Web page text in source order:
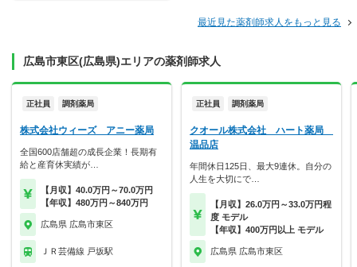
最近見た薬剤師求人をもっと見る
広島市東区(広島県)エリアの薬剤師求人
正社員 調剤薬局
株式会社ウィーズ アニー薬局
全国600店舗超の成長企業！長期有
給と産育休実績が…
【月収】40.0万円～70.0万円
【年収】480万円～840万円
広島県 広島市東区
ＪＲ芸備線 戸坂駅
正社員 調剤薬局
クオール株式会社 ハート薬局
温品店
年間休日125日、最大9連休。自分の
人生を大切にで…
【月収】26.0万円～33.0万円程
度 モデル
【年収】400万円以上 モデル
広島県 広島市東区